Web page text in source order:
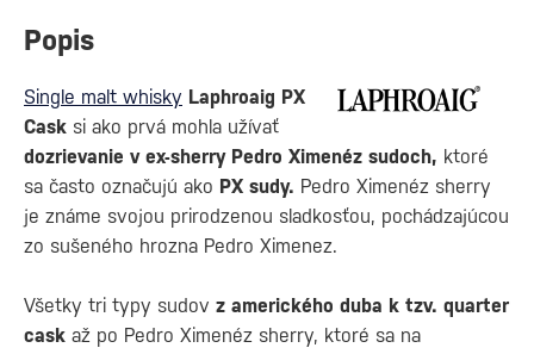
Popis
Single malt whisky Laphroaig PX
Cask si ako prvá mohla užívať
dozrievanie v ex-sherry Pedro Ximenéz sudoch, ktoré
sa často označujú ako PX sudy. Pedro Ximenéz sherry
je známe svojou prirodzenou sladkosťou, pochádzajúcou
zo sušeného hrozna Pedro Ximenez.
Všetky tri typy sudov z amerického duba k tzv. quarter
cask až po Pedro Ximenéz sherry, ktoré sa na